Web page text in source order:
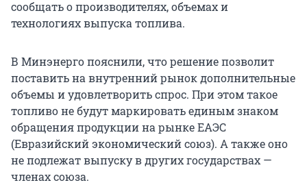
сообщать о производителях, объемах и
технологиях выпуска топлива.
В Минэнерго пояснили, что решение позволит
поставить на внутренний рынок дополнительные
объемы и удовлетворить спрос. При этом такое
топливо не будут маркировать единым знаком
обращения продукции на рынке ЕАЭС
(Евразийский экономический союз). А также оно
не подлежат выпуску в других государствах —
членах союза.